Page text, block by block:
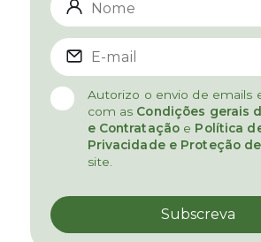
Autorizo o envio de emails
com as Condições gerais
e Contratação e Política
Privacidade e Proteção
site.